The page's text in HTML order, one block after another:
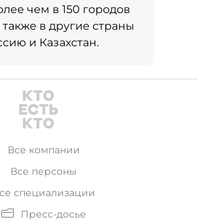
чем в 150 городов
также в другие страны
и Казахстан.
Все компании
Все персоны
специализации
Пресс-досье